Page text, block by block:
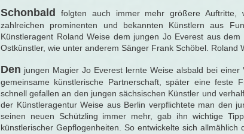
Schonbald
folgten auch immer mehr größere Auftritte,
zahlreichen prominenten und bekannten Künstlern aus
Künstleragent Roland Weise dem jungen Jo Everest aus
Ostkünstler, wie unter anderem Sänger Frank Schöbel. Roland
Den jungen Magier Jo Everest lernte Weise alsbald bei
gemeinsame künstlerische Partnerschaft, später eine feste
schnell gefallen an den jungen sächsischen Künstler und
der Künstleragentur Weise aus Berlin verpflichtete man den
seinen neuen Schützling immer mehr, gab ihn wichtige
künstlerischer Gepflogenheiten. So entwickelte sich